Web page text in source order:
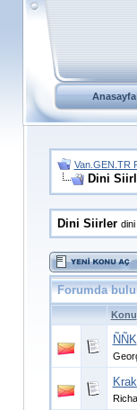
Anasayfa
Van.GEN.TR
Dini
Dini Siirler dini
Forumda
Konu
ÑÑK